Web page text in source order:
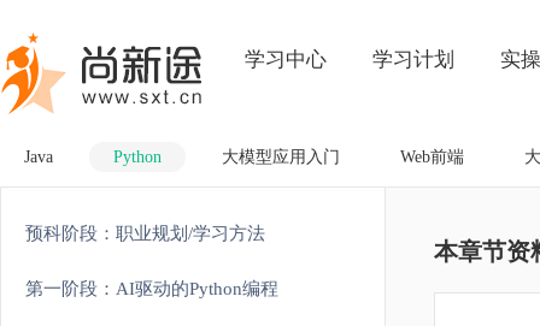
学习中心 学习计划 实操
Java Python 大模型应用入门 Web前端
预科阶段：职业规划/学习方法
第一阶段：AI驱动的Python编程
本章节资